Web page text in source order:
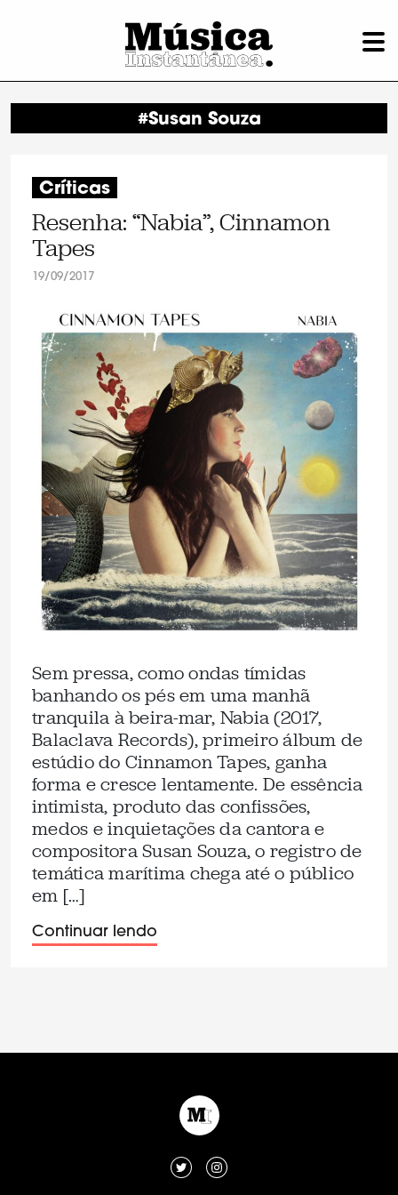
#Susan Souza
Críticas
Resenha: “Nabia”, Cinnamon
Tapes
19/09/2017
Sem pressa, como ondas tímidas
banhando os pés em uma manhã
tranquila à beira-mar, Nabia (2017,
Balaclava Records), primeiro álbum de
estúdio do Cinnamon Tapes, ganha
forma e cresce lentamente. De essência
intimista, produto das confissões,
medos e inquietações da cantora e
compositora Susan Souza, o registro de
temática marítima chega até o público
em […]
Continuar lendo